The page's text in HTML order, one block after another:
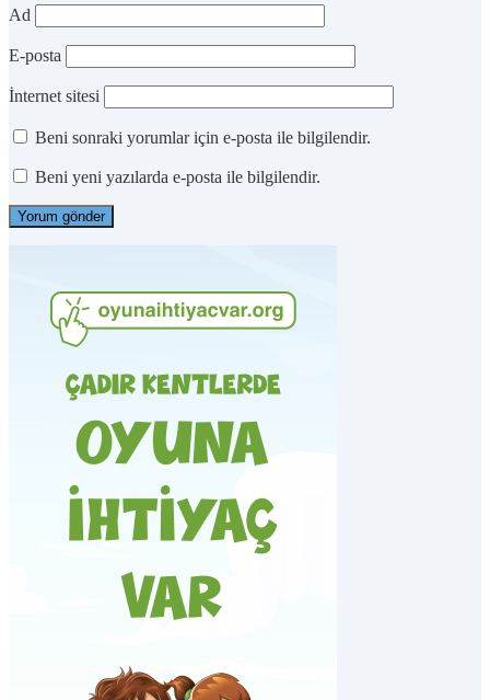
Ad
E-posta
İnternet sitesi
Beni sonraki yorumlar için e-posta ile bilgilendir.
Beni yeni yazılarda e-posta ile bilgilendir.